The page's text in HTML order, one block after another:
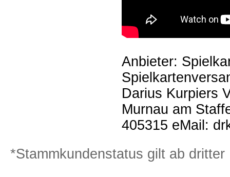
Anbieter:
Darius Kurpiers
Murnau am
405315 eMail:
*Stammkundenstatus gilt ab dritter